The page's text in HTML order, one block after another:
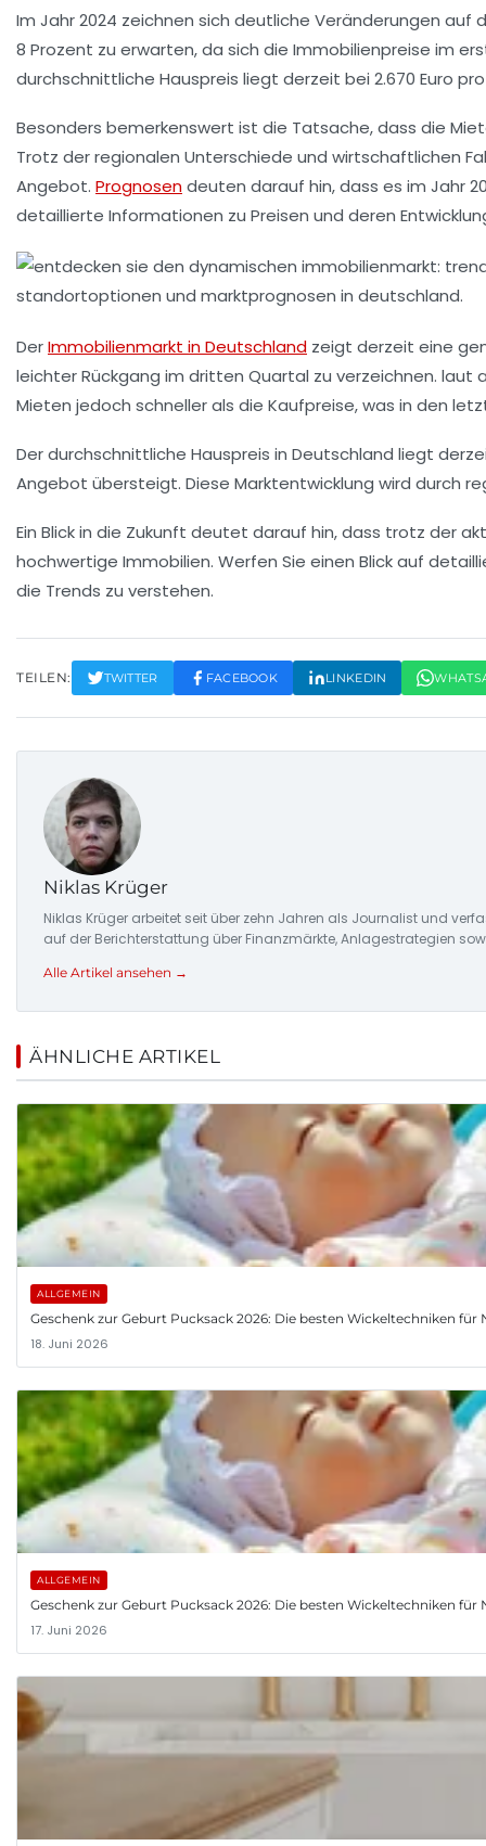
Im Jahr 2024 zeichnen sich deutliche Veränderungen auf
8 Prozent zu erwarten, da sich die Immobilienpreise im
durchschnittliche Hauspreis liegt derzeit bei 2.670 Euro
Besonders bemerkenswert ist die Tatsache, dass die
Trotz der regionalen Unterschiede und wirtschaftlichen
Angebot. Prognosendeuten darauf hin, dass es im Jahr
detaillierte Informationen zu Preisen und deren
DerImmobilienmarkt in Deutschland zeigt derzeit eine
leichter Rückgang im dritten Quartal zu verzeichnen. laut
Mieten jedoch schneller als die Kaufpreise, was in den
Der durchschnittliche Hauspreis in Deutschland liegt
Angebot übersteigt. Diese Marktentwicklung wird durch
Ein Blick in die Zukunft deutet darauf hin, dass trotz der
hochwertige Immobilien. Werfen Sie einen Blick auf
die Trends zu verstehen.
TEILEN: TWITTER FACEBOOK LINKEDIN
Niklas Krüger
Niklas Krüger arbeitet seit über zehn Jahren als Journalist und
auf der Berichterstattung über Finanzmärkte, Anlagestrategien
Alle Artikel ansehen →
ÄHNLICHE ARTIKEL
ALLGEMEIN
Geschenk zur Geburt Pucksack 2026: Die besten Wickeltechniken für
18. Juni 2026
ALLGEMEIN
Geschenk zur Geburt Pucksack 2026: Die besten Wickeltechniken für
17. Juni 2026